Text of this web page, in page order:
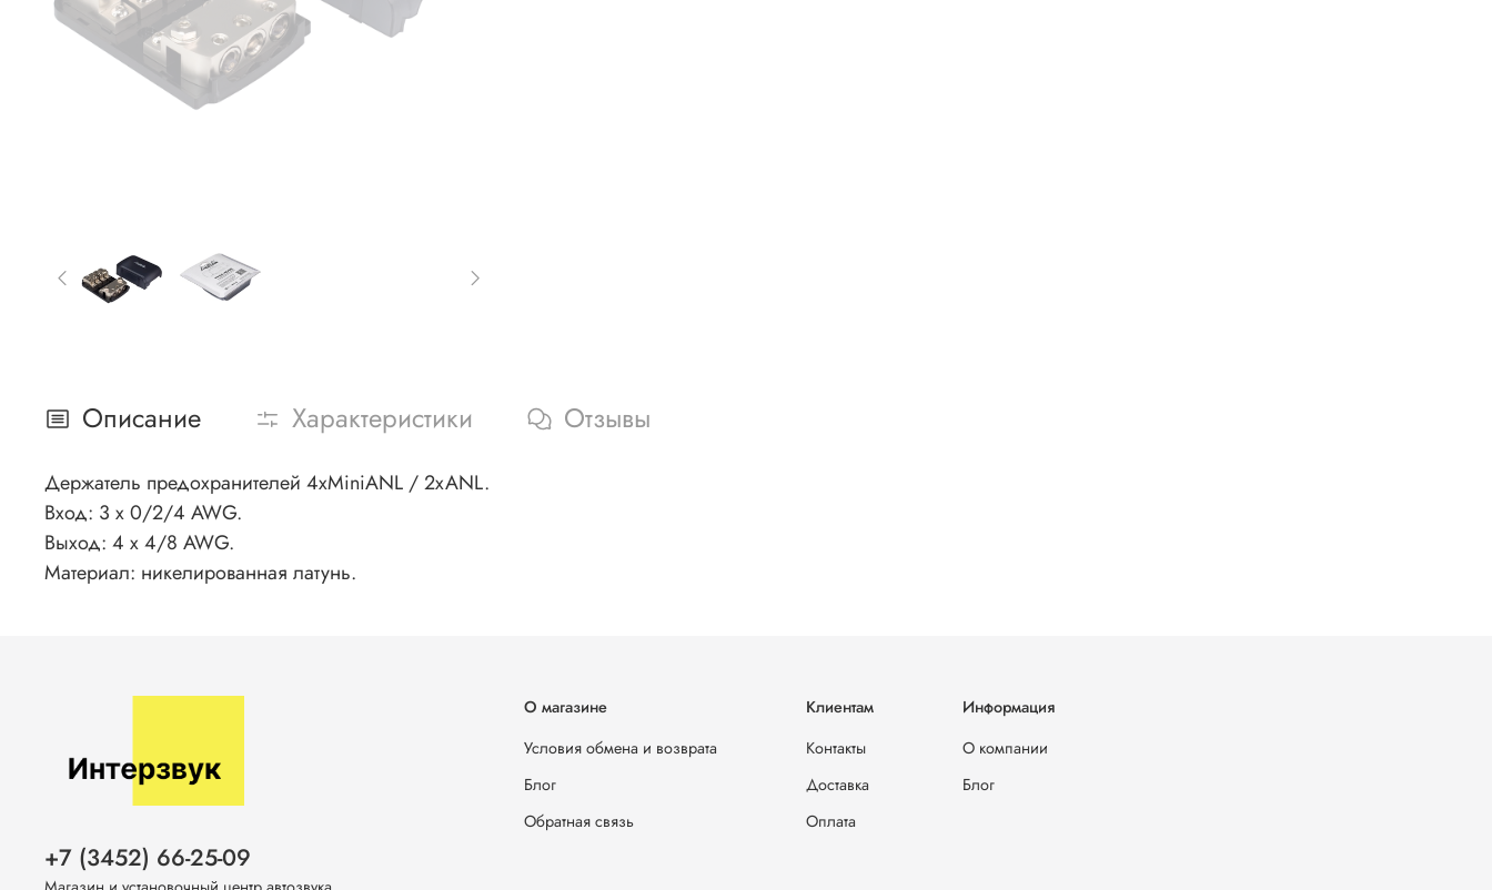
Описание Характеристики Отзывы
Держатель предохранителей 4xMiniANL / 2xANL.
Вход: 3 x 0/2/4 AWG.
Выход: 4 x 4/8 AWG.
Материал: никелированная латунь.
О магазине
Условия обмена и возврата
Блог
Обратная связь
Клиентам
Контакты
Доставка
Оплата
Информация
О компании
Блог
+7 (3452) 66-25-09